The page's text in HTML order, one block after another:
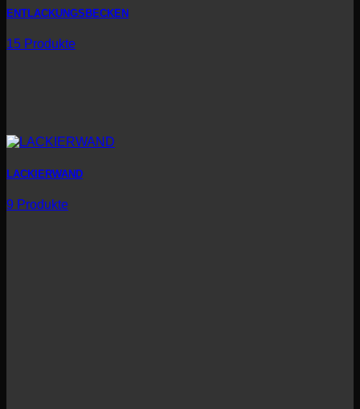
ENTLACKUNGSBECKEN
15 Produkte
LACKIERWAND
9 Produkte